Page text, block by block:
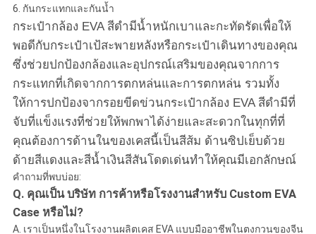
6. กันกระแทกและกันน้ำ
กระเป๋ากล้อง EVA สีดำมีน้ำหนักเบาและกะทัดรัดเพื่อให้
พอดีกับกระเป๋าเป้สะพายหลังหรือกระเป๋าเดินทางของคุณ
ซึ่งช่วยปกป้องกล้องและอุปกรณ์เสริมของคุณจากการ
กระแทกที่เกิดจากการตกหล่นและการตกหล่น รวมทั้ง
ให้การปกป้องจากรอยขีดข่วนกระเป๋ากล้อง EVA สีดำมีที่
จับที่แข็งแรงที่ช่วยให้พกพาได้ง่ายและสะดวกในทุกที่ที่
คุณต้องการด้านในของเคสนี้เป็นสีส้ม ด้านซิปเย็บด้วย
ด้ายสีแดงและสีน้ำเงินสีสันโดดเด่นทำให้คุณมีเอกลักษณ์
คำถามที่พบบ่อย:
Q. คุณเป็น บริษัท การค้าหรือโรงงานสำหรับ Custom EVA
Case หรือไม่?
A. เราเป็นหนึ่งในโรงงานผลิตเคส EVA แบบมืออาชีพในตงกวนของจีน